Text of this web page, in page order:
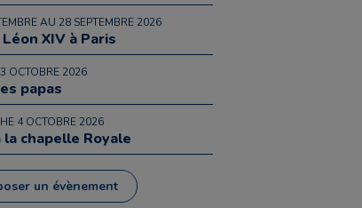
AU 28 SEPTEMBRE 2026
XIV à Paris
OCTOBRE 2026
papas
4 OCTOBRE 2026
la chapelle Royale
un évènement